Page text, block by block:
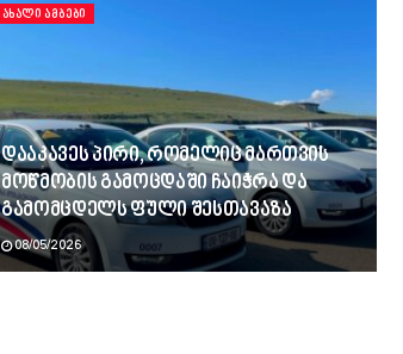
ᲐᲮᲐᲚᲘ ᲐᲛᲑᲔᲑᲘ
დააკავეს პირი, რომელიც მართვის
მოწმობის გამოცდაში ჩაიჭრა და
გამომცდელს ფული შესთავაზა
08/05/2026